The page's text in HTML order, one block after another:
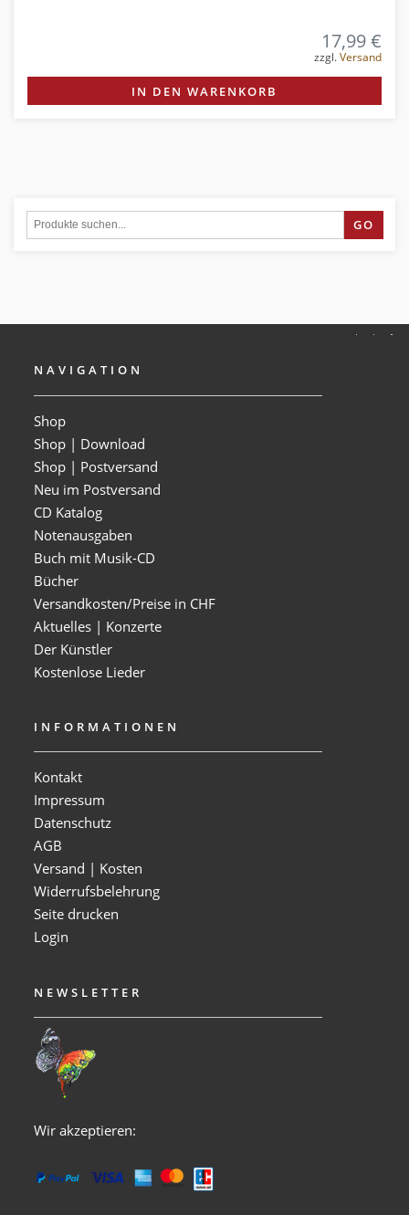
17,99 €
zzgl.Versand
IN DEN WARENKORB
GO
NAVIGATION
Shop
Shop | Download
Shop | Postversand
Neu im Postversand
CD Katalog
Notenausgaben
Buch mit Musik-CD
Bücher
Versandkosten/Preise in CHF
Aktuelles | Konzerte
Der Künstler
Kostenlose Lieder
INFORMATIONEN
Kontakt
Impressum
Datenschutz
AGB
Versand | Kosten
Widerrufsbelehrung
Seite drucken
Login
NEWSLETTER
Wir akzeptieren: